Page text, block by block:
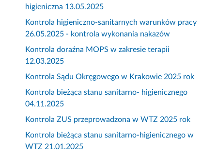
higieniczna 13.05.2025
Kontrola higieniczno-sanitarnych warunków pracy
26.05.2025 - kontrola wykonania nakazów
Kontrola doraźna MOPS w zakresie terapii
12.03.2025
Kontrola Sądu Okręgowego w Krakowie 2025 rok
Kontrola bieżąca stanu sanitarno- higienicznego
04.11.2025
Kontrola ZUS przeprowadzona w WTZ 2025 rok
Kontrola bieżąca stanu sanitarno-higienicznego w
WTZ 21.01.2025